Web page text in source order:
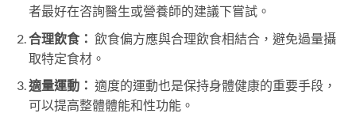
者最好在咨詢醫生或營養師的建議下嘗試。
合理飲食： 飲食偏方應與合理飲食相結合，避免過量攝
取特定食材。
適量運動： 適度的運動也是保持身體健康的重要手段，
可以提高整體體能和性功能。